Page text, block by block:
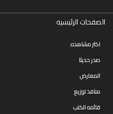
قيادة
الأطفال
كوتشينج
تدريب
سلسلة
الصفحات الرئيسيه
اكثر مشاهده
صدر حديثا
المعارض
منافذ توزيع
قائمه الكتب